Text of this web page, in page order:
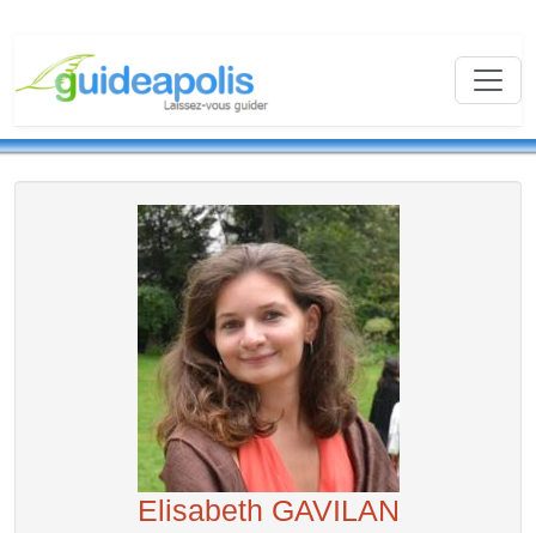
Elisabeth GAVILAN